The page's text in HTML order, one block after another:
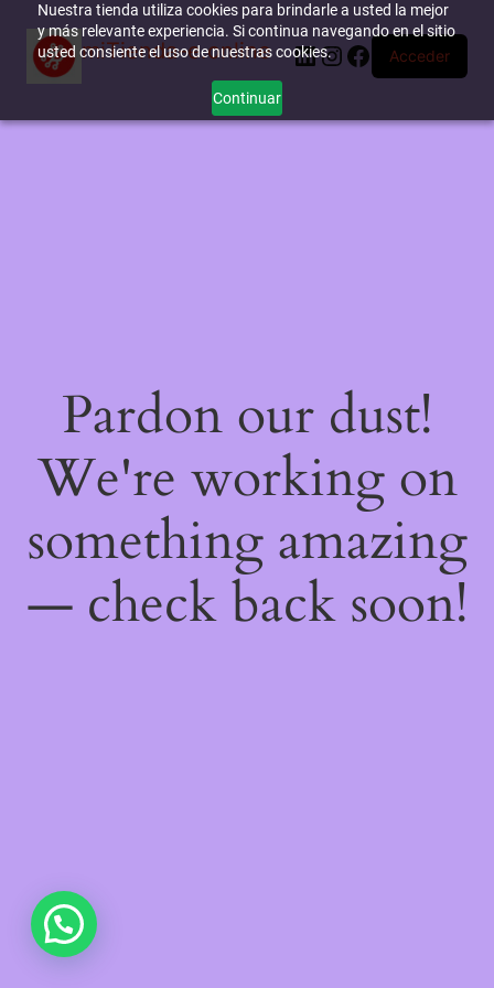
Nuestra tienda utiliza cookies para brindarle a usted la mejor
y más relevante experiencia. Si continua navegando en el sitio
usted consiente el uso de nuestras cookies.
Continuar
miTienda-e.online LinkedIn
Instagram
Facebook
Acceder
Pardon our dust!
We're working on
something amazing
— check back soon!